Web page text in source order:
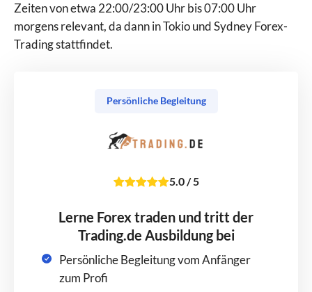
Zeiten von etwa 22:00/23:00 Uhr bis 07:00 Uhr
morgens relevant, da dann in Tokio und Sydney Forex-
Trading stattfindet.
Persönliche Begleitung
5.0/5
Lerne Forex traden und tritt der
Trading.de Ausbildung bei
Persönliche Begleitung vom Anfänger
zum Profi